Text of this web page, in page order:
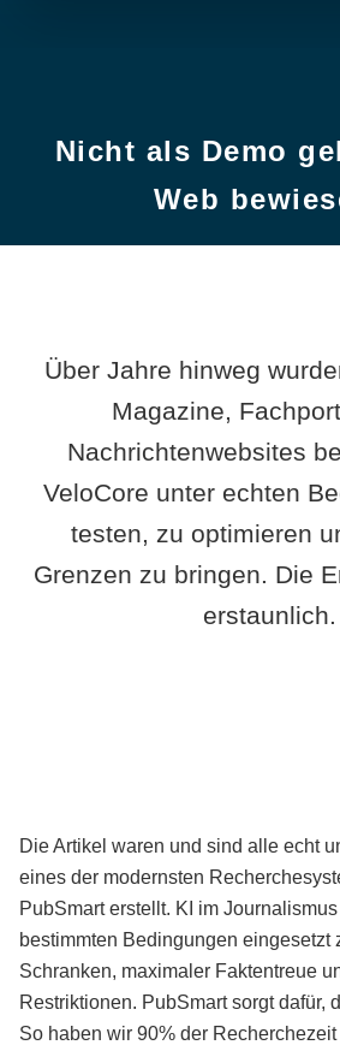
Nicht als Demo
Web
Über Jahre hinweg
Magazine,
Nachrichtenwebsites
VeloCore unter echten
testen, zu optimieren
Grenzen zu bringen. Die
erstaunlich.
Die Artikel waren und sind alle echt
eines der modernsten
PubSmart erstellt. KI im
bestimmten Bedingungen eingesetzt
Schranken, maximaler Faktentreue
Restriktionen. PubSmart sorgt dafür,
So haben wir 90% der Recherchezeit